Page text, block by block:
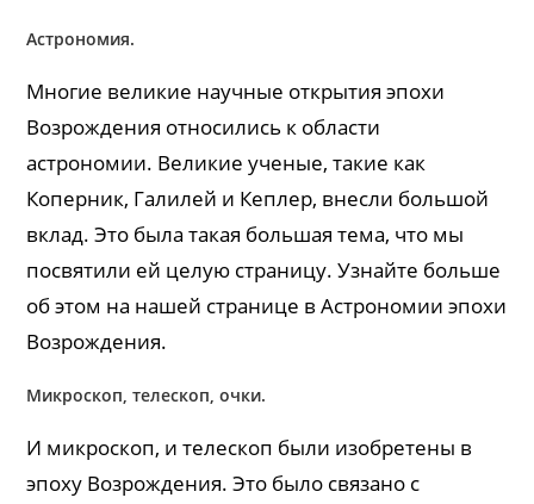
Астрономия.
Многие великие научные открытия эпохи
Возрождения относились к области
астрономии. Великие ученые, такие как
Коперник, Галилей и Кеплер, внесли большой
вклад. Это была такая большая тема, что мы
посвятили ей целую страницу. Узнайте больше
об этом на нашей странице в Астрономии эпохи
Возрождения.
Микроскоп, телескоп, очки.
И микроскоп, и телескоп были изобретены в
эпоху Возрождения. Это было связано с